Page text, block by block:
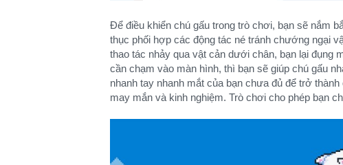
Để điều khiển chú gấu trong trò chơi, bạn sẽ nắm
thục phối hợp các động tác né tránh chướng ngại
thao tác nhảy qua vật cản dưới chân, bạn lại đụng
cần chạm vào màn hình, thì bạn sẽ giúp chú gấu
nhanh tay nhanh mắt của bạn chưa đủ để trở
may mắn và kinh nghiệm. Trò chơi cho phép bạn